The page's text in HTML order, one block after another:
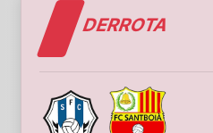
DERROTA